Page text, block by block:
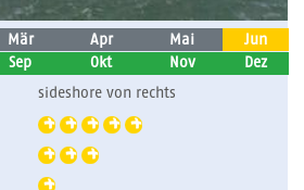
Mär Apr Mai
Jun
Sep Okt Nov
Dez
sideshore von rechts